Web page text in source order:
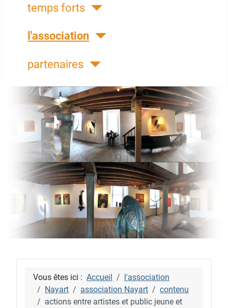
temps forts
l'association
partenaires
Vous êtes ici : Accueil
l'association
Nayart
association Nayart
contenu
actions entre artistes et public jeune et